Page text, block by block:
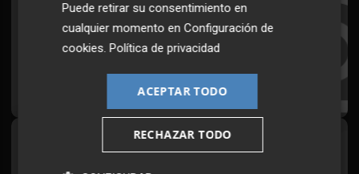
Suscríbete al Boletín
Todos los días a primera hora en tu email
Síguenos en redes
Puede retirar su consentimiento en
cualquier momento enConfiguración de
cookies.Política de privacidad
ACEPTAR TODO
RECHAZAR TODO